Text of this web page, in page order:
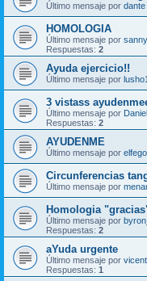
Último mensaje por
HOMOLOGIA
Último mensaje por sanny
Respuestas: 2
Ayuda ejercicio!!
Último mensaje por
3 vistass
Último mensaje por
Respuestas: 2
AYUDENME
Último mensaje por elfego
Circunferencias
Último mensaje por
Homologia
Último mensaje por
Respuestas: 2
aYuda urgente
Último mensaje por
Respuestas: 1